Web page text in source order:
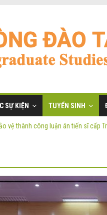
SỰ KIỆN TUYỂN SINH
vệ thành công luận án tiến sĩ cấp
của NCS. Ngô Thị Hường
vệ thành công luận án tiến sĩ cấp